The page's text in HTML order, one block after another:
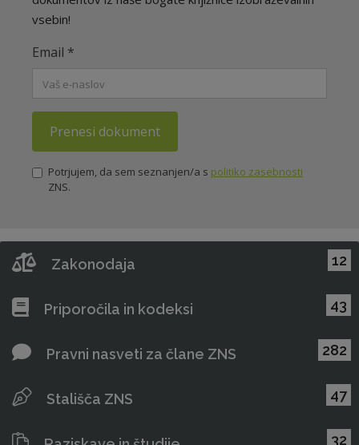
vsebin!
Email *
Prenesi dokument
Potrjujem, da sem seznanjen/a s politiko zasebnosti
ZNS.
Zakonodaja 12
Priporočila in kodeksi 43
Pravni nasveti za člane ZNS 282
Stališča ZNS 47
32